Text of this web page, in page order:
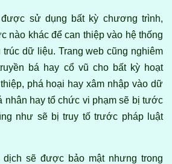
sử dụng bất kỳ chương trình,
nào khác để can thiệp vào hệ thống
trúc dữ liệu. Trang web cũng nghiêm
bá hay cổ vũ cho bất kỳ hoạt
phá hoại hay xâm nhập vào dữ
nhân hay tổ chức vi phạm sẽ bị tước
như sẽ bị truy tố trước pháp luật
sẽ được bảo mật nhưng trong